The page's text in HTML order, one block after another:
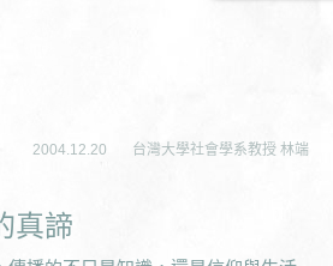
2004.12.20 台灣大學社會學系教授 林端
真諦